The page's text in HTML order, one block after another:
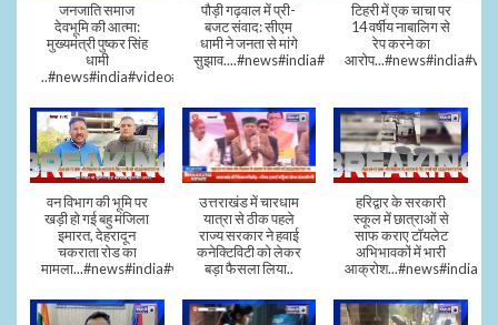
जनजाति समाज
देवभूमि की आत्मा:
मुख्यमंत्री पुष्कर सिंह
धामी
..#news#india#video#viral
पौड़ी गढ़वाल में प्री-
बजट संवाद: सीएम
धामी ने जनता से मांगे
सुझाव....#news#india#video#viral
टिहरी में एक चाचा पर
14 वर्षीय नाबालिग से
रेप करने का
वन विभाग की भूमि पर
खड़ी हो गई बहु मंजिला
इमारत, देहरादून
चकराता रोड का
मामला...#news#india#video
उत्तराखंड में चारधाम
यात्रा से ठीक पहले
राज्य सरकार ने हवाई
कनेक्टिविटी को लेकर
बड़ा फैसला लिया..
हरिद्वार के सरकारी
स्कूल में छात्राओं से
साफ कराए टॉयलेट
अभिभावकों में भारी
आक्रोश...#news#india